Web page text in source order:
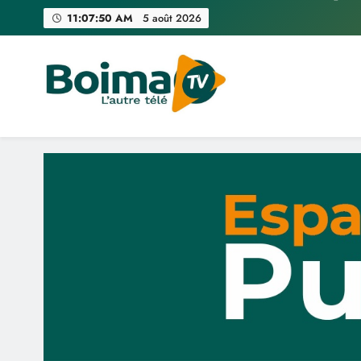
11:07:51 AM 5 août 2026
Boima TV
L'Autre Télé